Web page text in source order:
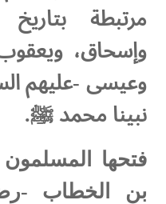
مرتبطة بتاريخ
وإسحاق،
وعيسى -عليهم
نبينا محمد ﷺ.
‌فتحها
بن الخطاب -